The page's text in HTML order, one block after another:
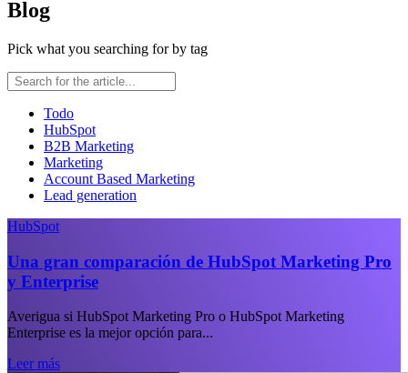
Blog
Pick what you searching for by tag
Todo
HubSpot
B2B Marketing
Marketing
Account Based Marketing
Lead generation
HubSpot
Una gran comparación de HubSpot Marketing Pro
y Enterprise
Averigua si HubSpot Marketing Pro o HubSpot Marketing
Enterprise es la mejor opción para...
Leer más